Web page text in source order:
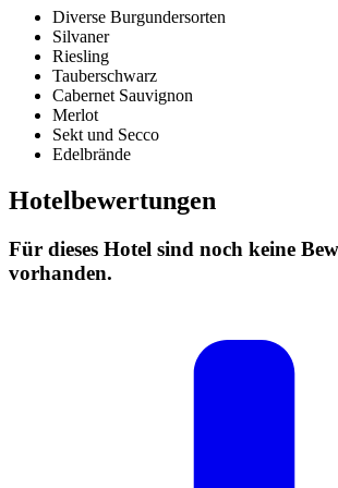
Diverse Burgundersorten
Silvaner
Riesling
Tauberschwarz
Cabernet Sauvignon
Merlot
Sekt und Secco
Edelbrände
Hotelbewertungen
Für dieses Hotel sind noch keine
vorhanden.